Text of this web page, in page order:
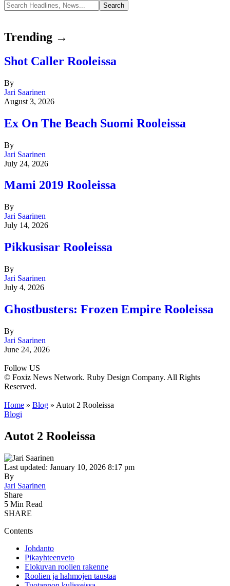
Trending →
Shot Caller Rooleissa
By
Jari Saarinen
August 3, 2026
Ex On The Beach Suomi Rooleissa
By
Jari Saarinen
July 24, 2026
Mami 2019 Rooleissa
By
Jari Saarinen
July 14, 2026
Pikkusisar Rooleissa
By
Jari Saarinen
July 4, 2026
Ghostbusters: Frozen Empire Rooleissa
By
Jari Saarinen
June 24, 2026
Follow US
© Foxiz News Network. Ruby Design Company. All Rights
Reserved.
Home » Blog » Autot 2 Rooleissa
Blogi
Autot 2 Rooleissa
Last updated: January 10, 2026 8:17 pm
By
Jari Saarinen
Share
5 Min Read
SHARE
Contents
Johdanto
Pikayhteenveto
Elokuvan roolien rakenne
Roolien ja hahmojen taustaa